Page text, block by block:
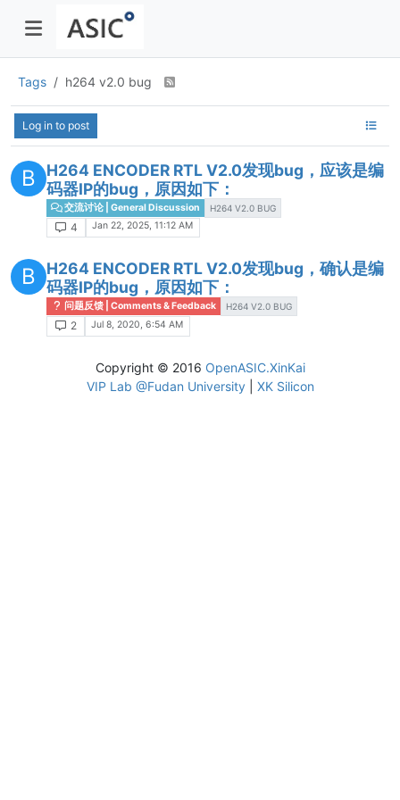
Tags h264 v2.0 bug
Log in to post
B
H264 ENCODER RTL V2.0发现bug，应该是编
码器IP的bug，原因如下：
交流讨论 | General Discussion H264 V2.0 BUG
4 Jan 22, 2025, 11:12 AM
B
H264 ENCODER RTL V2.0发现bug，确认是编
码器IP的bug，原因如下：
问题反馈 | Comments & Feedback H264 V2.0 BUG
2 Jul 8, 2020, 6:54 AM
Copyright © 2016 OpenASIC.XinKai
VIP Lab @Fudan University| XK Silicon